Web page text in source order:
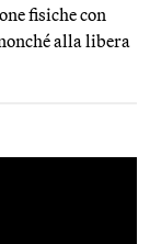
fisiche con
alla libera